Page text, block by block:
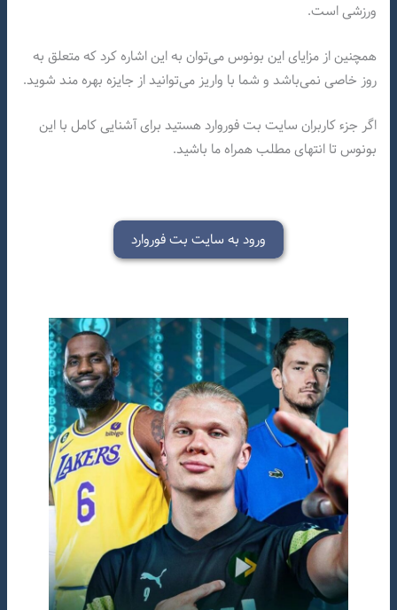
ورزشی است.
همچنین از مزایای این بونوس می‌توان به این اشاره کرد که متعلق به
روز خاصی نمی‌باشد و شما با واریز می‌توانید از جایزه بهره مند شوید.
اگر جزء کاربران سایت بت فوروارد هستید برای آشنایی کامل با این
بونوس تا انتهای مطلب همراه ما باشید.
ورود به سایت بت فوروارد